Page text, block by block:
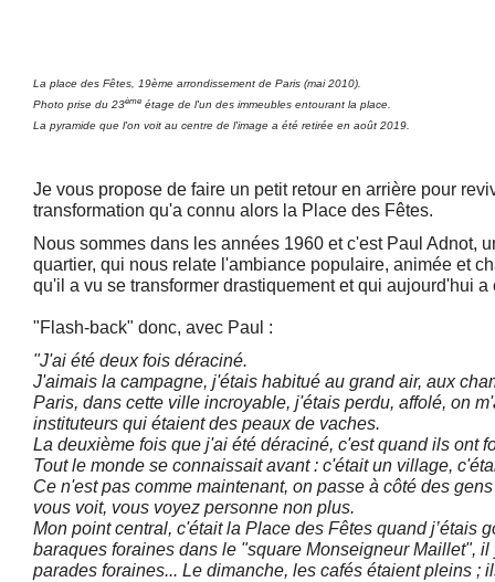
La place des Fêtes, 19ème arrondissement de Paris (mai 2010).
Photo prise du 23èmeétage de l'un des immeubles entourant la place.
La pyramide que l'on voit au centre de l'image a été retirée en août 2019.
Je vous propose de faire un petit retour en arrière pour
transformation qu'a connu alors la Place des Fêtes.
Nous sommes dans les années 1960 et c'est Paul Adnot,
quartier, qui nous relate l'ambiance populaire, animée et
qu'il a vu se transformer drastiquement et qui aujourd'hui
"Flash-back" donc, avec Paul :
"J'ai été deux fois déraciné.
J'aimais la campagne, j'étais habitué au grand air, aux
Paris, dans cette ville incroyable, j'étais perdu, affolé, on
instituteurs qui étaient des peaux de vaches.
La deuxième fois que j'ai été déraciné, c'est quand ils ont
Tout le monde se connaissait avant : c'était un village,
Ce n'est pas comme maintenant, on passe à côté des
vous voit, vous voyez personne non plus.
Mon point central, c'était la Place des Fêtes quand j’étais
baraques foraines dans le "square Monseigneur Maillet", il
parades foraines... Le dimanche, les cafés étaient pleins ;